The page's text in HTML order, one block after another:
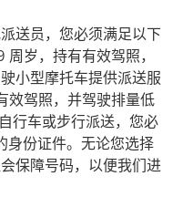
送员，您必须满足以下
岁，持有有效驾照，
小型摩托车提供派送服
效驾照，并驾驶排量低
行车或步行派送，您必
身份证件。无论您选择
保障号码，以便我们进